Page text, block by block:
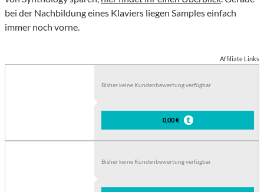
bei der Nachbildung eines Klaviers liegen Samples einfach
immer noch vorne.
Affiliate Links
Bisher keine Kundenbewertung verfügbar
0,00 €
Bisher keine Kundenbewertung verfügbar